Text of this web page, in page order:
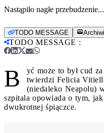
Nastąpiło nagłe przebudzenie...
TODO MESSAGE
TODO MESSAGE :
B yć może to był cud
twierdzi Felicia
(niedaleko Neapolu)
szpitala opowiada o tym, jak
dwukrotnej śpiączce.